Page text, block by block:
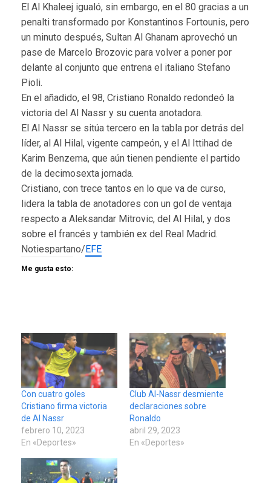
El Al Khaleej igualó, sin embargo, en el 80 gracias a un
penalti transformado por Konstantinos Fortounis, pero
un minuto después, Sultan Al Ghanam aprovechó un
pase de Marcelo Brozovic para volver a poner por
delante al conjunto que entrena el italiano Stefano
Pioli.
En el añadido, el 98, Cristiano Ronaldo redondeó la
victoria del Al Nassr y su cuenta anotadora.
El Al Nassr se sitúa tercero en la tabla por detrás del
líder, al Al Hilal, vigente campeón, y el Al Ittihad de
Karim Benzema, que aún tienen pendiente el partido
de la decimosexta jornada.
Cristiano, con trece tantos en lo que va de curso,
lidera la tabla de anotadores con un gol de ventaja
respecto a Aleksandar Mitrovic, del Al Hilal, y dos
sobre el francés y también ex del Real Madrid.
Notiespartano/EFE
Me gusta esto:
Con cuatro goles
Cristiano firma victoria
de Al Nassr
febrero 10, 2023
En «Deportes»
Club Al-Nassr desmiente
declaraciones sobre
Ronaldo
abril 29, 2023
En «Deportes»